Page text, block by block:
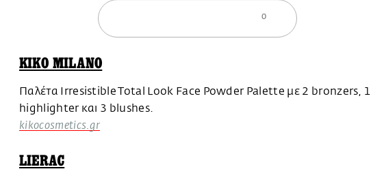
0
KIKO MILANO
Παλέτα Irresistible Total Look Face Powder Palette με 2 bronzers, 1
highlighter και 3 blushes.
kikocosmetics.gr
LIERAC